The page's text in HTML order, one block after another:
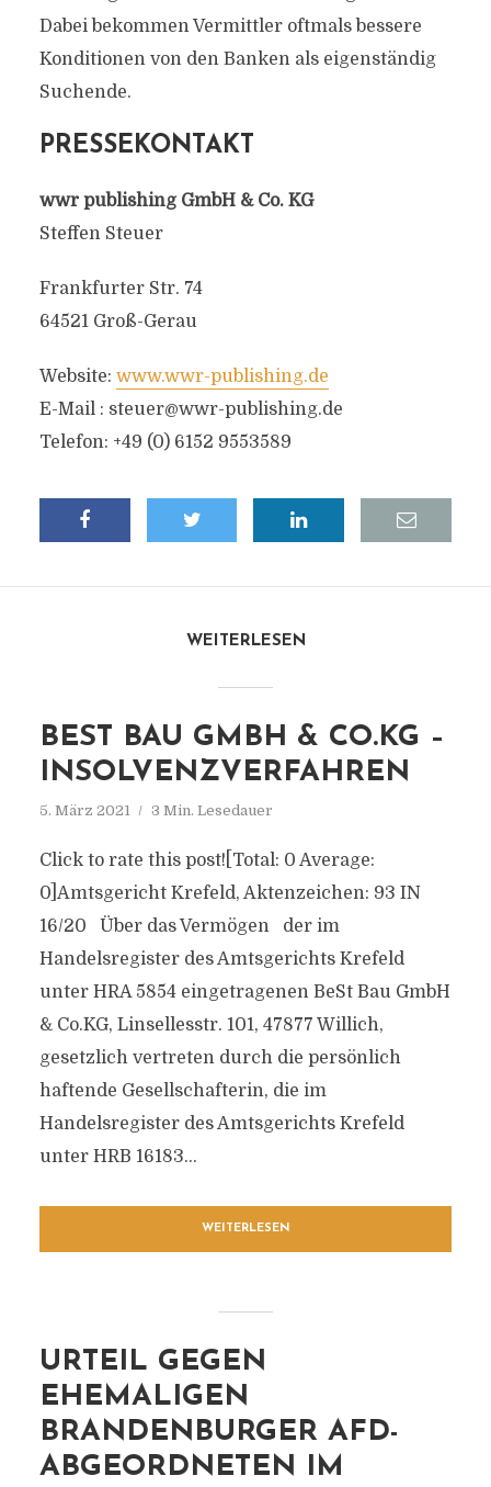
Dabei bekommen Vermittler oftmals bessere
Konditionen von den Banken als eigenständig
Suchende.
PRESSEKONTAKT
wwr publishing GmbH & Co. KG
Steffen Steuer
Frankfurter Str. 74
64521 Groß-Gerau
Website: www.wwr-publishing.de
E-Mail : steuer@wwr-publishing.de
Telefon: +49 (0) 6152 9553589
WEITERLESEN
BEST BAU GMBH & CO.KG –
INSOLVENZVERFAHREN
5. März 2021 3 Min. Lesedauer
Click to rate this post![Total: 0 Average:
0]Amtsgericht Krefeld, Aktenzeichen: 93 IN
16/20 Über das Vermögen der im
Handelsregister des Amtsgerichts Krefeld
unter HRA 5854 eingetragenen BeSt Bau GmbH
& Co.KG, Linsellesstr. 101, 47877 Willich,
gesetzlich vertreten durch die persönlich
haftende Gesellschafterin, die im
Handelsregister des Amtsgerichts Krefeld
unter HRB 16183...
WEITERLESEN
URTEIL GEGEN
EHEMALIGEN
BRANDENBURGER AFD-
ABGEORDNETEN IM